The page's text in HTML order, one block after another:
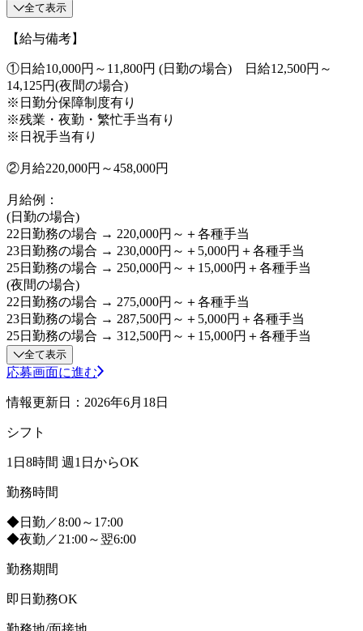
全て表示
【給与備考】
①日給10,000円～11,800円 (日勤の場合) 日給12,500円～
14,125円(夜間の場合)
※日勤分保障制度有り
※残業・夜勤・繁忙手当有り
※日祝手当有り
②月給220,000円～458,000円
月給例：
(日勤の場合)
22日勤務の場合 → 220,000円～＋各種手当
23日勤務の場合 → 230,000円～＋5,000円＋各種手当
25日勤務の場合 → 250,000円～＋15,000円＋各種手当
(夜間の場合)
22日勤務の場合 → 275,000円～＋各種手当
23日勤務の場合 → 287,500円～＋5,000円＋各種手当
25日勤務の場合 → 312,500円～＋15,000円＋各種手当
全て表示
応募画面に進む
情報更新日：2026年6月18日
シフト
1日8時間 週1日からOK
勤務時間
◆日勤／8:00～17:00
◆夜勤／21:00～翌6:00
勤務期間
即日勤務OK